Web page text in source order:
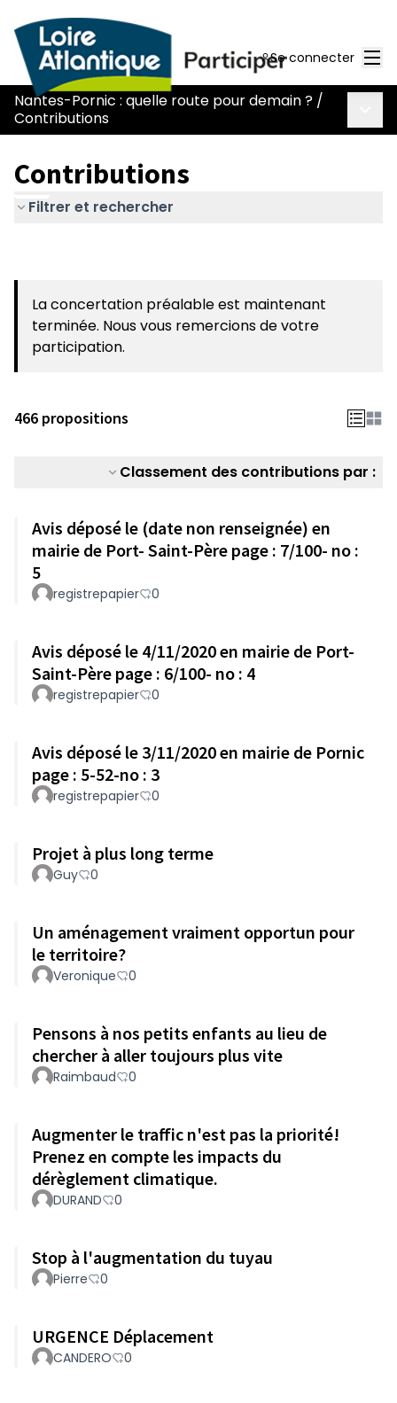
Se connecter
Nantes-Pornic : quelle route pour demain ? /
Contributions
Contributions
Filtrer et rechercher
La concertation préalable est maintenant
terminée. Nous vous remercions de votre
participation.
466 propositions
Classement des contributions par :
Avis déposé le (date non renseignée) en
mairie de Port- Saint-Père page : 7/100- no :
5
registrepapier 0
Avis déposé le 4/11/2020 en mairie de Port-
Saint-Père page : 6/100- no : 4
registrepapier 0
Avis déposé le 3/11/2020 en mairie de Pornic
page : 5-52-no : 3
registrepapier 0
Projet à plus long terme
Guy 0
Un aménagement vraiment opportun pour
le territoire?
Veronique 0
Pensons à nos petits enfants au lieu de
chercher à aller toujours plus vite
Raimbaud 0
Augmenter le traffic n'est pas la priorité!
Prenez en compte les impacts du
dérèglement climatique.
DURAND 0
Stop à l'augmentation du tuyau
Pierre 0
URGENCE Déplacement
CANDERO 0